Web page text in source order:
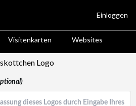
Visitenkarten Websites
Einloggen